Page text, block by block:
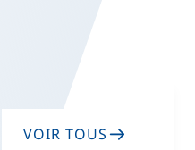
VOIR TOUS